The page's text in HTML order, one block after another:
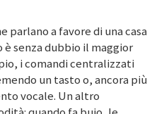
a favore di una casa
senza dubbio il maggior
i comandi centralizzati
un tasto o, ancora più
vocale. Un altro